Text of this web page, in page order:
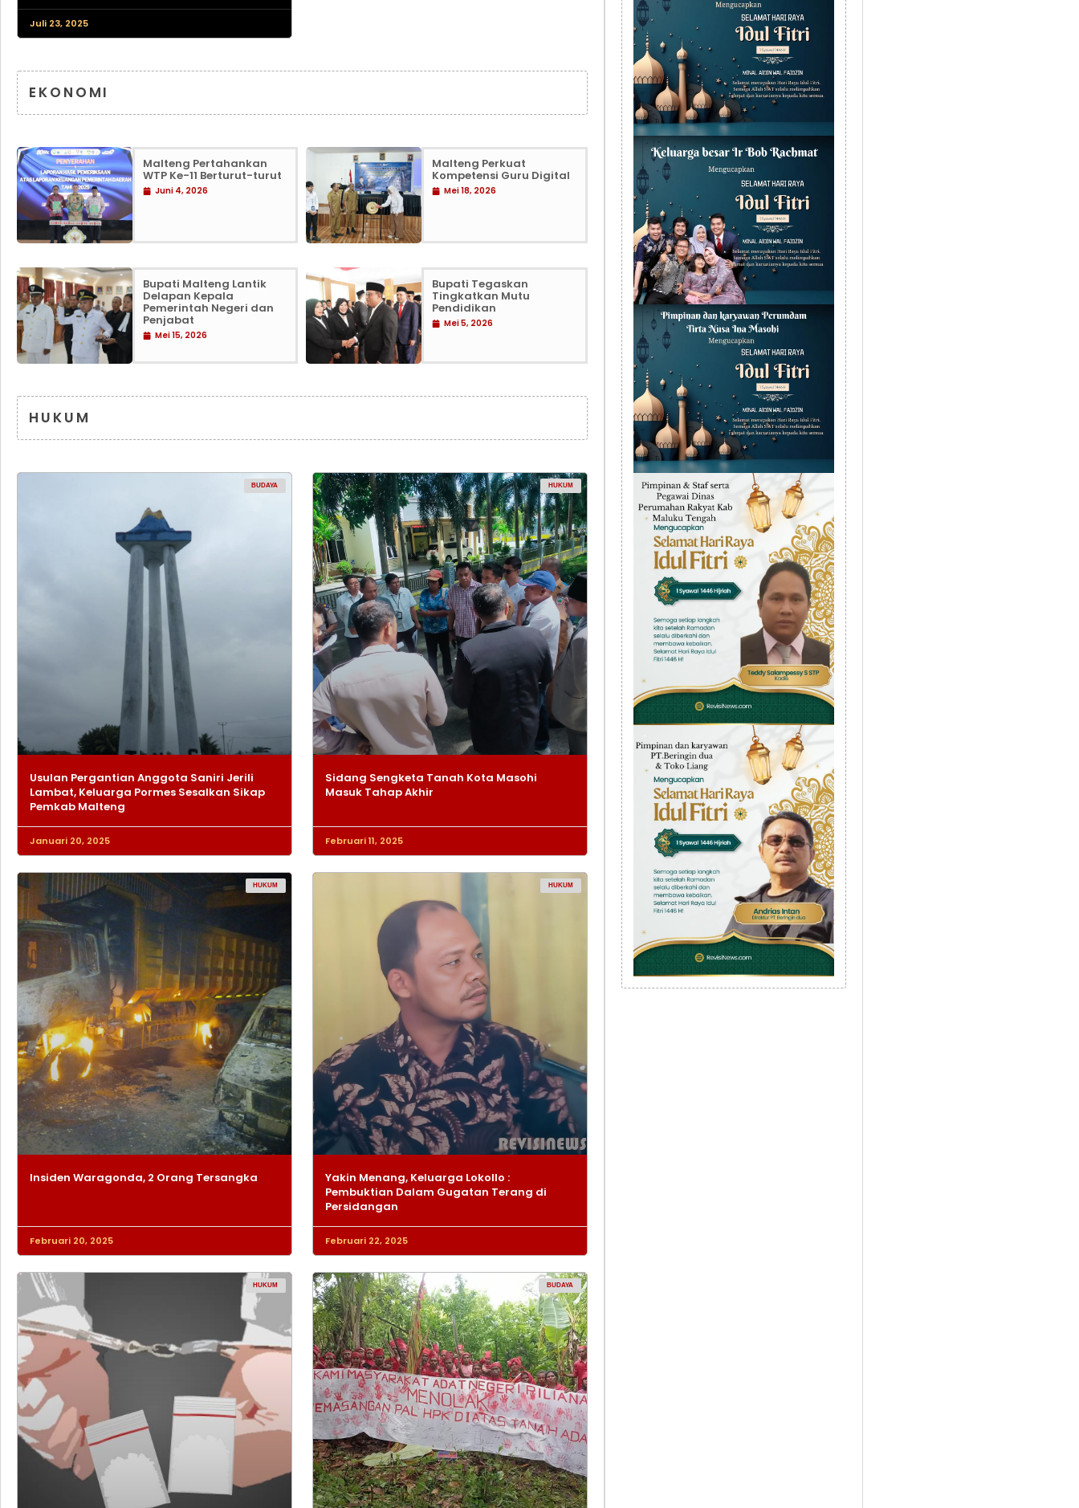
Juli 23, 2025
EKONOMI
Malteng Pertahankan
WTP Ke-11 Berturut-turut
Juni 4, 2026
Malteng Perkuat
Kompetensi Guru Digital
Mei 18, 2026
Bupati Malteng Lantik
Delapan Kepala
Pemerintah Negeri dan
Penjabat
Mei 15, 2026
Bupati Tegaskan
Tingkatkan Mutu
Pendidikan
Mei 5, 2026
HUKUM
BUDAYA
Usulan Pergantian Anggota Saniri Jerili
Lambat, Keluarga Pormes Sesalkan Sikap
Pemkab Malteng
Januari 20, 2025
HUKUM
Sidang Sengketa Tanah Kota Masohi
Masuk Tahap Akhir
Februari 11, 2025
HUKUM
Insiden Waragonda, 2 Orang Tersangka
Februari 20, 2025
HUKUM
Yakin Menang, Keluarga Lokollo :
Pembuktian Dalam Gugatan Terang di
Persidangan
Februari 22, 2025
HUKUM BUDAYA